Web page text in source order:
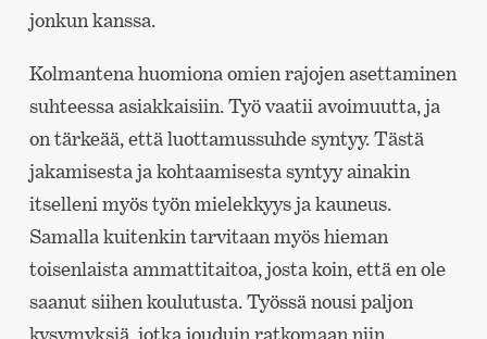
jonkun kanssa.
Kolmantena huomiona omien rajojen asettaminen
suhteessa asiakkaisiin. Työ vaatii avoimuutta, ja
on tärkeää, että luottamussuhde syntyy. Tästä
jakamisesta ja kohtaamisesta syntyy ainakin
itselleni myös työn mielekkyys ja kauneus.
Samalla kuitenkin tarvitaan myös hieman
toisenlaista ammattitaitoa, josta koin, että en ole
saanut siihen koulutusta. Työssä nousi paljon
kysymyksiä, jotka jouduin ratkomaan niin